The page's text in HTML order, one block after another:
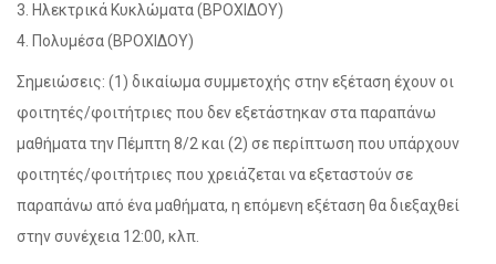
3. Ηλεκτρικά Κυκλώματα (ΒΡΟΧΙΔΟΥ)
4. Πολυμέσα (ΒΡΟΧΙΔΟΥ)
Σημειώσεις: (1) δικαίωμα συμμετοχής στην εξέταση έχουν οι
φοιτητές/φοιτήτριες που δεν εξετάστηκαν στα παραπάνω
μαθήματα την Πέμπτη 8/2 και (2) σε περίπτωση που υπάρχουν
φοιτητές/φοιτήτριες που χρειάζεται να εξεταστούν σε
παραπάνω από ένα μαθήματα, η επόμενη εξέταση θα διεξαχθεί
στην συνέχεια 12:00, κλπ.